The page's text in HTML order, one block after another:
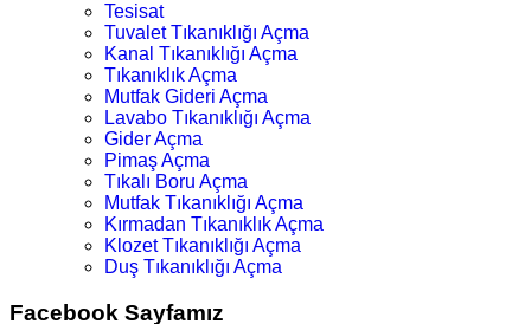
Tesisat
Tuvalet Tıkanıklığı Açma
Kanal Tıkanıklığı Açma
Tıkanıklık Açma
Mutfak Gideri Açma
Lavabo Tıkanıklığı Açma
Gider Açma
Pimaş Açma
Tıkalı Boru Açma
Mutfak Tıkanıklığı Açma
Kırmadan Tıkanıklık Açma
Klozet Tıkanıklığı Açma
Duş Tıkanıklığı Açma
Facebook Sayfamız